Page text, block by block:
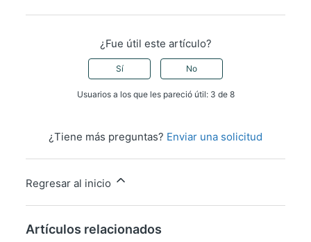
¿Fue útil este artículo?
Sí No
Usuarios a los que les pareció útil: 3 de 8
¿Tiene más preguntas? Enviar una solicitud
Regresar al inicio
Artículos relacionados